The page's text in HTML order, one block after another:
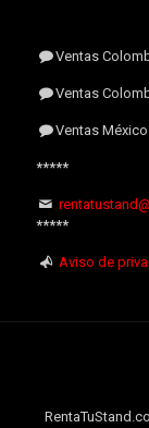
Ventas
Ventas
Ventas
*****
*****
Aviso de